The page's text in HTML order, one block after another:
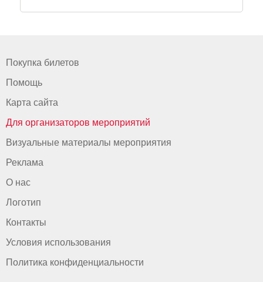
Покупка билетов
Помощь
Карта сайта
Для организаторов мероприятий
Визуальные материалы мероприятия
Реклама
О нас
Логотип
Контакты
Условия использования
Политика конфиденциальности